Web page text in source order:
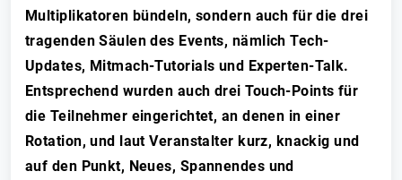
Multiplikatoren bündeln, sondern auch für die drei
tragenden Säulen des Events, nämlich Tech-
Updates, Mitmach-Tutorials und Experten-Talk.
Entsprechend wurden auch drei Touch-Points für
die Teilnehmer eingerichtet, an denen in einer
Rotation, und laut Veranstalter kurz, knackig und
auf den Punkt, Neues, Spannendes und